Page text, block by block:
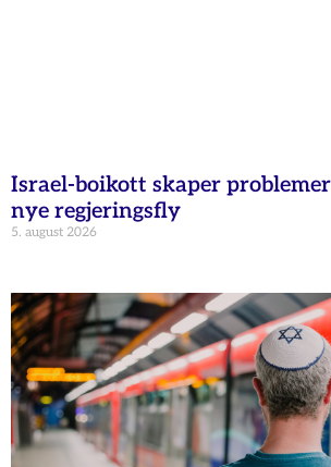
Israel-boikott skaper
nye regjeringsfly
5. august 2026